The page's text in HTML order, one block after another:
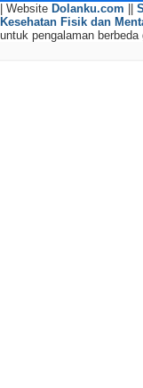
| Website Dolanku.com
Kesehatan Fisik dan
untuk pengalaman berbeda